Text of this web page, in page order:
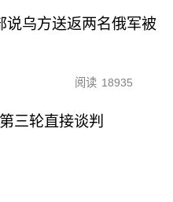
说乌方送返两名俄军被
阅读 18935
三轮直接谈判